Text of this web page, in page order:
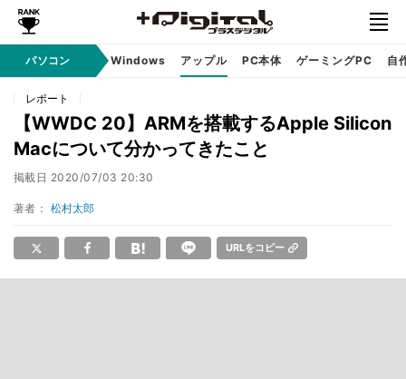
パソコン Windows アップル PC本体 ゲーミングPC 自
レポート
【WWDC 20】ARMを搭載するApple Silicon
Macについて分かってきたこと
掲載日 2020/07/03 20:30
著者： 松村太郎
URLをコピー